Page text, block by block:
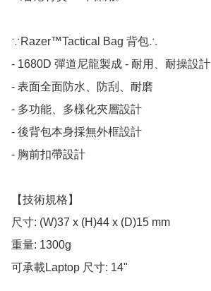
∵Razer™Tactical Bag 背包∴
- 1680D 彈道尼龍製成 - 耐用、耐操設計
- 表面全面防水、防刮、耐磨
- 多功能、多樣化夾層設計
- 後背包本身採無外框設計
- 胸前扣帶設計
【技術規格】
尺寸: (W)37 x (H)44 x (D)15 mm
重量: 1300g
可承載Laptop 尺寸: 14"